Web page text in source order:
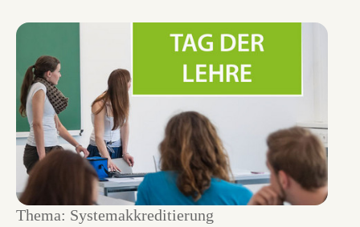
Thema: Systemakkreditierung